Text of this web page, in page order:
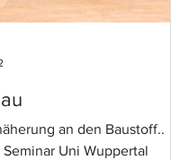
an den Baustoff..
Seminar Uni Wuppertal